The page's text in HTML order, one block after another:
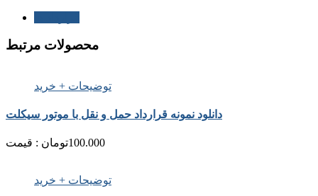
محصولات مرتبط
توضیحات + خرید
دانلود نمونه قرارداد حمل و نقل با موتور سیکلت
قیمت : 100.000تومان
توضیحات + خرید